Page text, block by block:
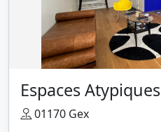
Espaces Atypiques
01170 Gex